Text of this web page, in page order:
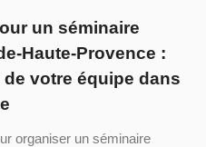
un séminaire
Haute-Provence :
votre équipe dans
organiser un séminaire